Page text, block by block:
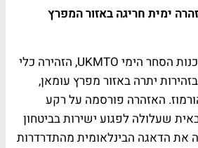
ימית חריגה באזור המפרץ
בריטניה, באמצעות סוכנות הסחר הימי UKMTO, הזהירה כלי
יתרה באזור מפרץ עומאן,
האזהרה פורסמה על רקע
שעלולה לפגוע ישירות בביטחון
את הדאגה הבינלאומית מהתדרדרות